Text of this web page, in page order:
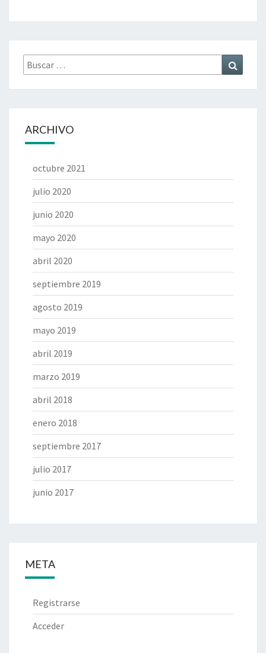
Buscar
por:
ARCHIVO
octubre 2021
julio 2020
junio 2020
mayo 2020
abril 2020
septiembre 2019
agosto 2019
mayo 2019
abril 2019
marzo 2019
abril 2018
enero 2018
septiembre 2017
julio 2017
junio 2017
META
Registrarse
Acceder